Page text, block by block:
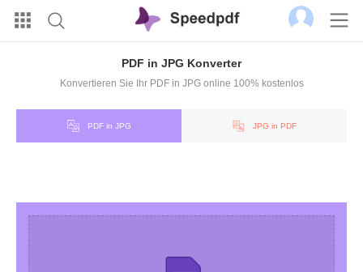
PDF in JPG Konverter
Konvertieren Sie Ihr PDF in JPG online 100% kostenlos
PDF in JPG JPG in PDF